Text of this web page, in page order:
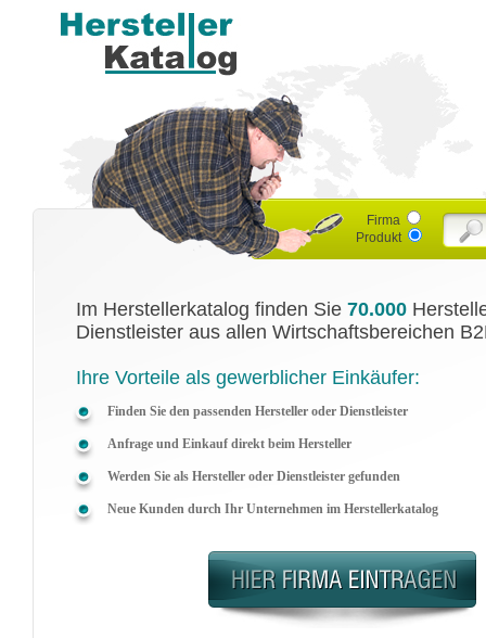
Firma
Produkt
Im Herstellerkatalog finden Sie 70.000
Dienstleister aus allen Wirtschaftsbereichen
Ihre Vorteile als gewerblicher Einkäufer:
Finden Sie den passenden Hersteller oder Dienstleister
Anfrage und Einkauf direkt beim Hersteller
Werden Sie als Hersteller oder Dienstleister gefunden
Neue Kunden durch Ihr Unternehmen im Herstellerkatalog